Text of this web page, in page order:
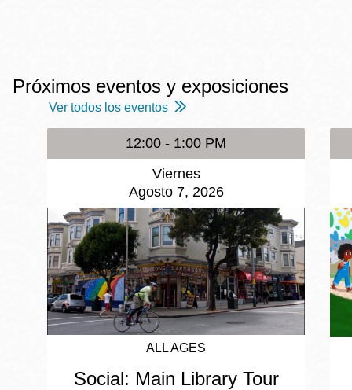
Próximos eventos y exposiciones
Ver todos los eventos
12:00 - 1:00 PM
Viernes
Agosto 7, 2026
ALL AGES
Social: Main Library Tour